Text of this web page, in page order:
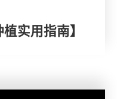
实用指南】